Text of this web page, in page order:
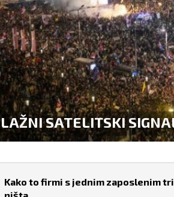
"SITUACIJA U SRBIJI JE
Kako to firmi s jednim zaposlenim
ništa